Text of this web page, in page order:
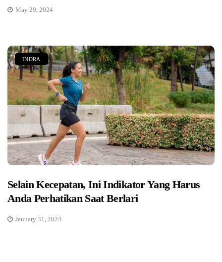
May 29, 2024
INDRA
Selain Kecepatan, Ini Indikator Yang Harus
Anda Perhatikan Saat Berlari
January 31, 2024